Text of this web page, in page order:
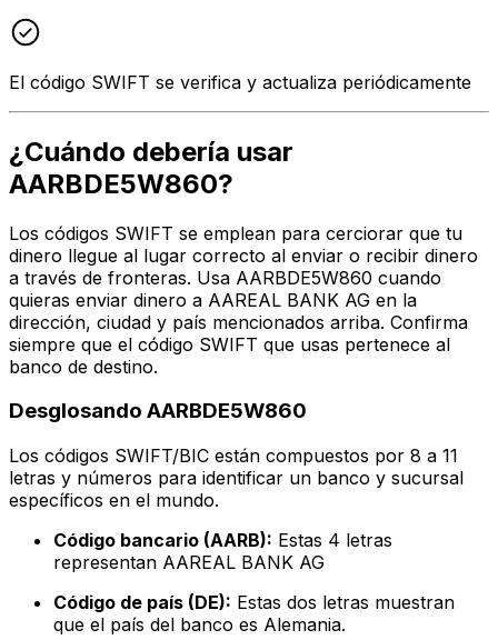
El código SWIFT se verifica y actualiza periódicamente
¿Cuándo debería usar
AARBDE5W860?
Los códigos SWIFT se emplean para cerciorar que tu
dinero llegue al lugar correcto al enviar o recibir dinero
a través de fronteras. Usa AARBDE5W860 cuando
quieras enviar dinero a AAREAL BANK AG en la
dirección, ciudad y país mencionados arriba. Confirma
siempre que el código SWIFT que usas pertenece al
banco de destino.
Desglosando AARBDE5W860
Los códigos SWIFT/BIC están compuestos por 8 a 11
letras y números para identificar un banco y sucursal
específicos en el mundo.
Código bancario (AARB): Estas 4 letras
representan AAREAL BANK AG
Código de país (DE): Estas dos letras muestran
que el país del banco es Alemania.